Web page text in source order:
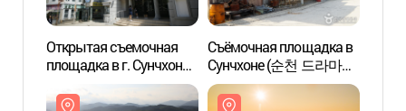
Открытая съемочная
площадка в г. Сунчхон
(순천 오픈 세트장)
Съёмочная площадка в
Сунчхоне (순천 드라마
촬영장)